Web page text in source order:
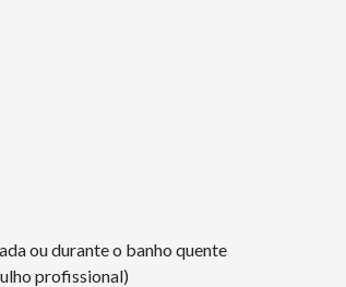
ou durante o banho quente
profissional)